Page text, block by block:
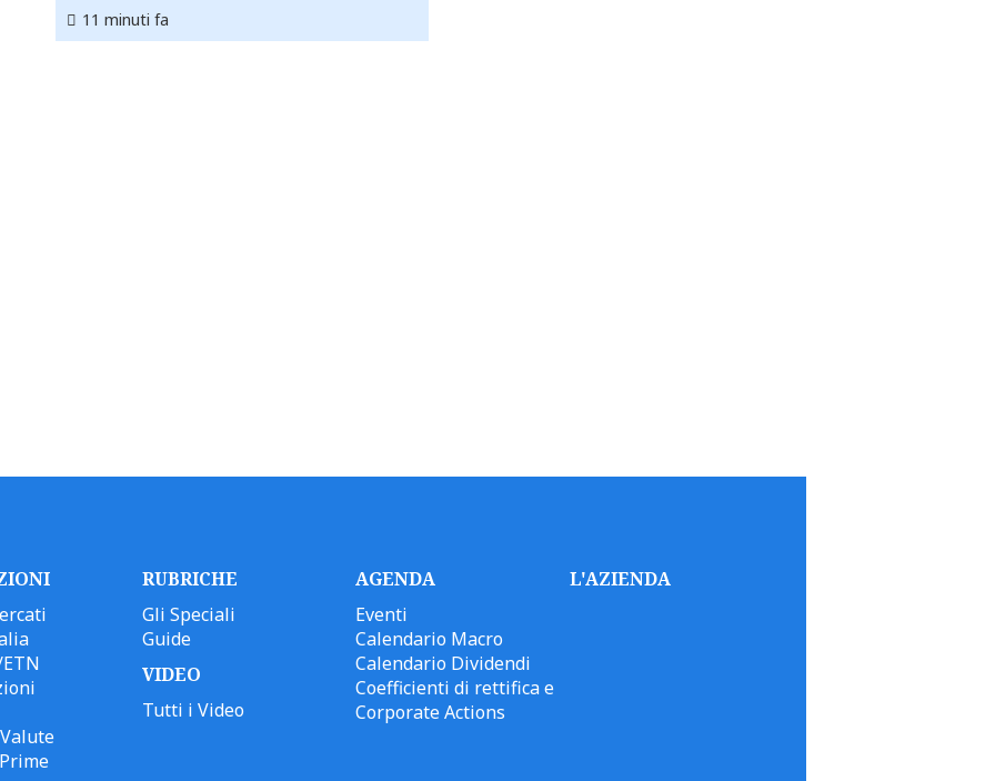
11 minuti fa
RUBRICHE
Gli Speciali
Guide
VIDEO
Tutti i Video
AGENDA
Eventi
Calendario Macro
Calendario Dividendi
Coefficienti di rettifica e
Corporate Actions
L'AZIENDA